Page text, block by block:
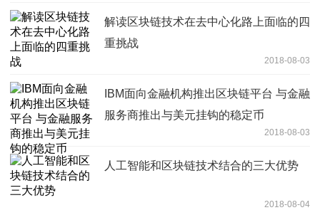
解读区块链技术在去中心化路上面临的四
重挑战
2018-08-03
IBM面向金融机构推出区块链平台 与金融
服务商推出与美元挂钩的稳定币
2018-08-03
人工智能和区块链技术结合的三大优势
2018-08-04